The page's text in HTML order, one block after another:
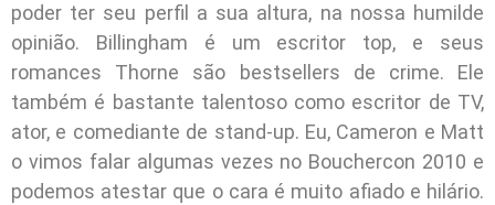
poder ter seu perfil a sua altura, na nossa humilde
opinião. Billingham é um escritor top, e seus
romances Thorne são bestsellers de crime. Ele
também é bastante talentoso como escritor de TV,
ator, e comediante de stand-up. Eu, Cameron e Matt
o vimos falar algumas vezes no Bouchercon 2010 e
podemos atestar que o cara é muito afiado e hilário.